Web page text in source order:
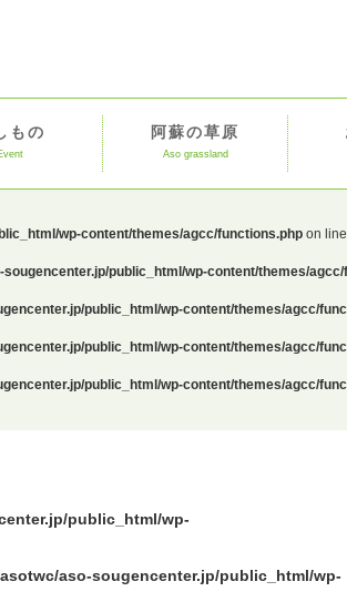
もの 阿蘇の草原
Aso grassland
wp-content/themes/agcc/functions.php on line
sougencenter.jp/public_html/wp-content/themes/
public_html/wp-content/themes/agcc/
public_html/wp-content/themes/agcc/
public_html/wp-content/themes/agcc/
public_html/wp-
aso-sougencenter.jp/public_html/wp-